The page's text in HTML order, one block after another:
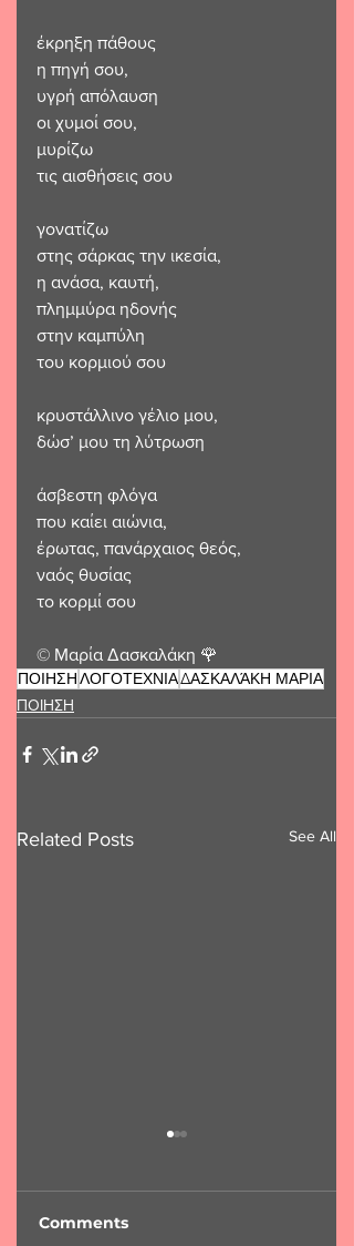
έκρηξη πάθους
η πηγή σου,
υγρή απόλαυση
οι χυμοί σου,
μυρίζω
τις αισθήσεις σου
γονατίζω
στης σάρκας την ικεσία,
η ανάσα, καυτή,
πλημμύρα ηδονής
στην καμπύλη
του κορμιού σου
κρυστάλλινο γέλιο μου,
δώσ’ μου τη λύτρωση
άσβεστη φλόγα
που καίει αιώνια,
έρωτας, πανάρχαιος θεός,
ναός θυσίας
το κορμί σου
© Μαρία Δασκαλάκη 🌹
ΠΟΙΗΣΗΛΟΓΟΤΕΧΝΙΑΔΑΣΚΑΛΆΚΗ ΜΑΡΙΑ
ΠΟΙΗΣΗ
Related Posts See All
Comments